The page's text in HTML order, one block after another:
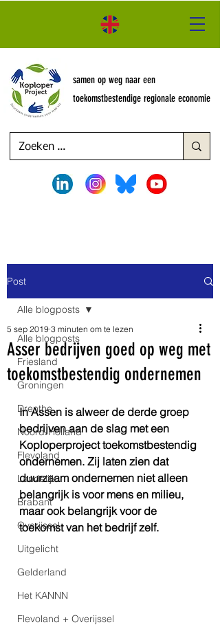
samen op weg naar een
toekomstbestendige regionale economie
Post
Alle blogposts
Friesland
Groningen
Drenthe
Noord-Holland
Flevoland
Landelijk
Brabant
Overijssel
Uitgelicht
Gelderland
Het KANNN
Flevoland + Overijssel
Alle blogposts
Asser bedrijven goed op weg met
toekomstbestendig ondernemen
5 sep 2019 3 minuten om te lezen
In Assen is alweer de derde groep
bedrijven aan de slag met een
Koploperproject toekomstbestendig
ondernemen. Zij laten zien dat
duurzaam ondernemen niet alleen
belangrijk is voor mens en milieu,
maar ook belangrijk voor de
toekomst van het bedrijf zelf.